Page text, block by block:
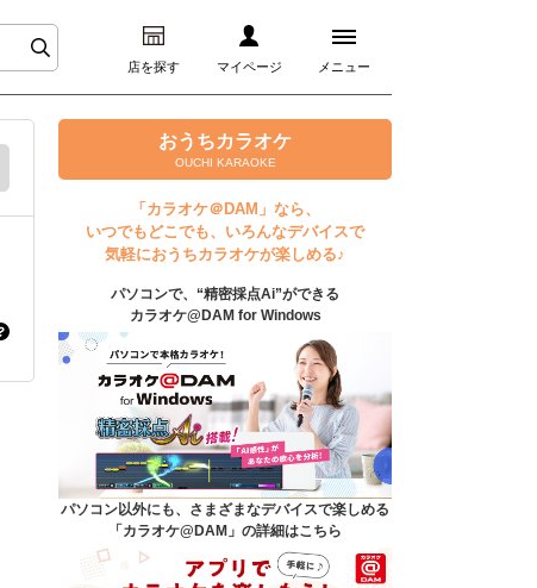
店を探す マイページ メニュー
ログイン
マイページ
プレミアムサービス
DAM★とも動画
DAM★とも録音
カラオケ＠DAM
ユーザー検索
キャンペーン
おうちカラオケ
OUCHI KARAOKE
「カラオケ＠DAM」なら、
いつでもどこでも、いろんなデバイスで
気軽におうちカラオケが楽しめる♪
パソコンで、“精密採点Ai”ができる
カラオケ@DAM for Windows
パソコン以外にも、さまざまなデバイスで楽しめる
「カラオケ@DAM」の詳細はこちら